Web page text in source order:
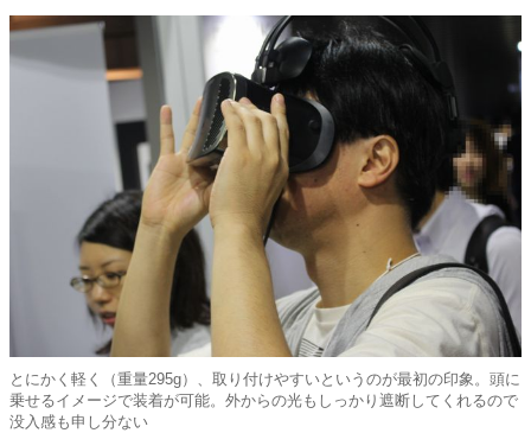
とにかく軽く（重量295g）、取り付けやすいというのが最初の印象。頭に
乗せるイメージで装着が可能。外からの光もしっかり遮断してくれるので
没入感も申し分ない